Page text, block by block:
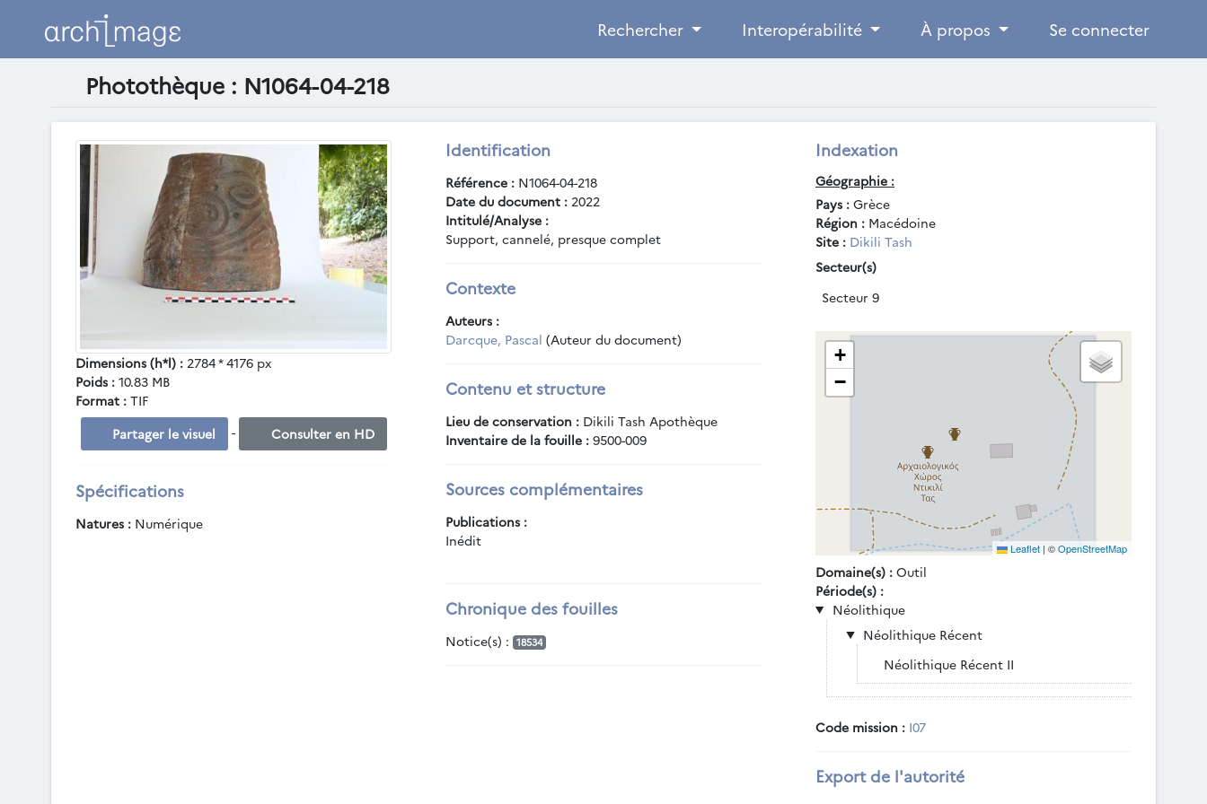
Rechercher Interopérabilité À propos Se connecter
Photothèque : N1064-04-218
Dimensions (h*l) : 2784 * 4176 px
Poids : 10.83 MB
Format : TIF
Partager le visuel
- Consulter en HD
Spécifications
Natures : Numérique
Identification
Référence : N1064-04-218
Date du document : 2022
Intitulé/Analyse :
Support, cannelé, presque complet
Contexte
Auteurs :
Darcque, Pascal (Auteur du document)
Contenu et structure
Lieu de conservation : Dikili Tash Apothèque
Inventaire de la fouille : 9500-009
Sources complémentaires
Publications :
Inédit
Chronique des fouilles
Notice(s) : 18534
Indexation
Géographie :
Pays : Grèce
Région : Macédoine
Site : Dikili Tash
Secteur(s)
Secteur 9
+
−
Leaflet | ©OpenStreetMap
Domaine(s) : Outil
Période(s) :
Néolithique
Néolithique Récent
Néolithique Récent II
Code mission : I07
Export de l'autorité